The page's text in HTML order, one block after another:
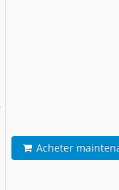
Acheter